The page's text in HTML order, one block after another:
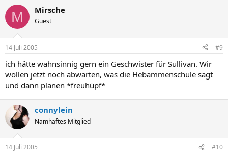
M Mirsche
Guest
14 Juli 2005 #9
ich hätte wahnsinnig gern ein Geschwister für Sullivan. Wir
wollen jetzt noch abwarten, was die Hebammenschule sagt
und dann planen *freuhüpf*
connylein
Namhaftes Mitglied
14 Juli 2005 #10